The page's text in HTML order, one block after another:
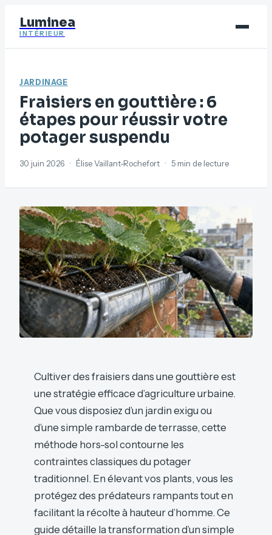
Luminea
INTÉRIEUR
Déco
Immobilier
Jardinage
JARDINAGE
Fraisiers en gouttière : 6
étapes pour réussir votre
potager suspendu
30 juin 2026 · Élise Vaillant-Rochefort · 5 min de lecture
Cultiver des fraisiers dans une gouttière est
une stratégie efficace d’agriculture urbaine.
Que vous disposiez d’un jardin exigu ou
d’une simple rambarde de terrasse, cette
méthode hors-sol contourne les
contraintes classiques du potager
traditionnel. En élevant vos plants, vous les
protégez des prédateurs rampants tout en
facilitant la récolte à hauteur d’homme. Ce
guide détaille la transformation d’un simple